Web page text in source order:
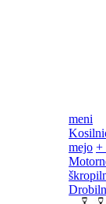
meni
mejo +